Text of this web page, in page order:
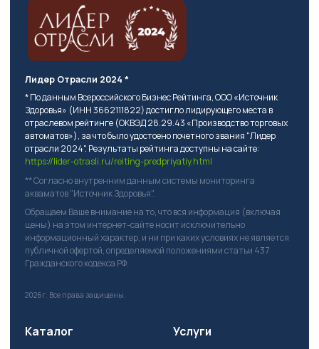
Лидер Отрасли 2024 *
* По данным Всероссийского Бизнес Рейтинга, ООО «Источник
Здоровья» (ИНН 3662111822) достигло лидирующего места в
отраслевом рейтинге (ОКВЭД 28.29.43 «Производство торговых
автоматов»), за что было удостоено почетного звания "Лидер
отрасли 2024". Результаты рейтинга доступны на сайте:
https://lider-otrasli.ru/reiting-predpriyatiy.html
** Согласно внутренним данным системы мониторинга
акваматов "Источник Здоровья".
Обращаем Ваше внимание на то, что вся информация (включая
цены) на этом интернет-сайте носит исключительно
информационный характер, и ни при каких условиях не является
публичной офертой, определяемой положениями статьи 437
Гражданского кодекса РФ.
2026г. Все права защищены.
Каталог Услуги